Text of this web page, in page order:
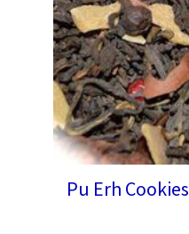
Pu Erh Cookies